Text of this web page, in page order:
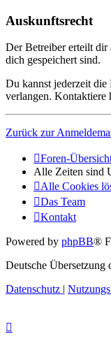
Auskunftsrecht
Der Betreiber erteilt
dich gespeichert sind.
Du kannst jederzeit die
verlangen. Kontaktiere
Zurück zur
Foren-
Alle Zeiten sind
Alle Cookies
Das Team
Kontakt
Powered by phpBB®
Deutsche Übersetzung
Datenschutz |